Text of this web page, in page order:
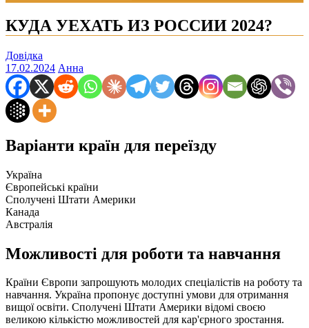
КУДА УЕХАТЬ ИЗ РОССИИ 2024?
Довідка
17.02.2024 Анна
Варіанти країн для переїзду
Україна
Європейські країни
Сполучені Штати Америки
Канада
Австралія
Можливості для роботи та навчання
Країни Європи запрошують молодих спеціалістів на роботу та
навчання. Україна пропонує доступні умови для отримання
вищої освіти. Сполучені Штати Америки відомі своєю
великою кількістю можливостей для кар'єрного зростання.